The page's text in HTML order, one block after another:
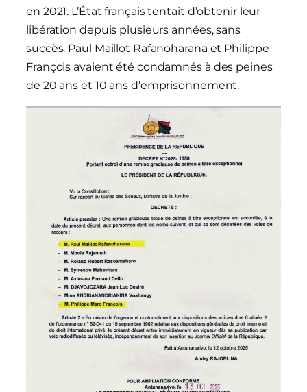
en 2021. L’État français tentait d’obtenir leur
libération depuis plusieurs années, sans
succès. Paul Maillot Rafanoharana et Philippe
François avaient été condamnés à des peines
de 20 ans et 10 ans d’emprisonnement.